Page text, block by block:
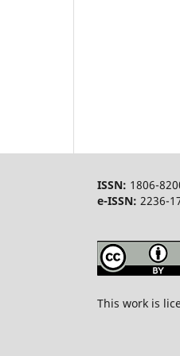
ISSN: 1806-
e-ISSN: 2236-
This work is